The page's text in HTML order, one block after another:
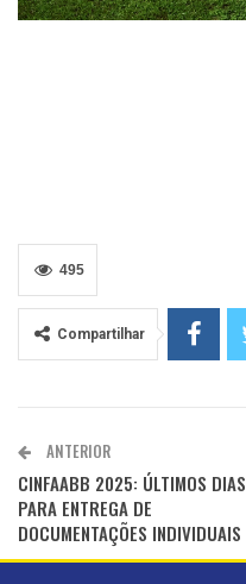
495
Compartilhar
ANTERIOR
CINFAABB 2025: ÚLTIMOS DIAS
PARA ENTREGA DE
DOCUMENTAÇÕES INDIVIDUAIS